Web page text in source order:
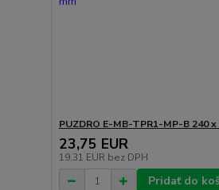
PUZDRO E-MB-TPR1-MP-B 240
23,75 EUR
19,31 EUR bez DPH
Pridať do